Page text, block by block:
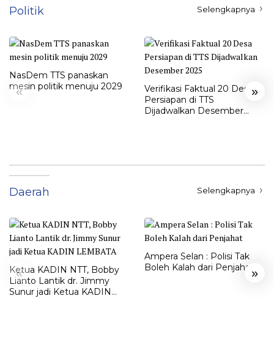
Politik Selengkapnya
« »
NasDem TTS panaskan
mesin politik menuju 2029
Verifikasi Faktual 20 Desa
Persiapan di TTS
Dijadwalkan Desember
Daerah Selengkapnya
« »
Ketua KADIN NTT, Bobby
Lianto Lantik dr. Jimmy
Sunur jadi Ketua KADIN
Ampera Selan : Polisi Tak
Boleh Kalah dari Penjahat